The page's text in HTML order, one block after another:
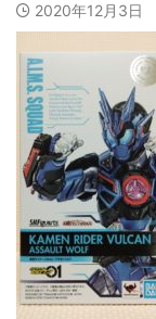
2020年12月3日